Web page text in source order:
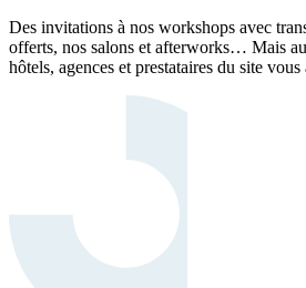
Des invitations à nos workshops avec
offerts, nos salons et afterworks… Mais
hôtels, agences et prestataires du site vous